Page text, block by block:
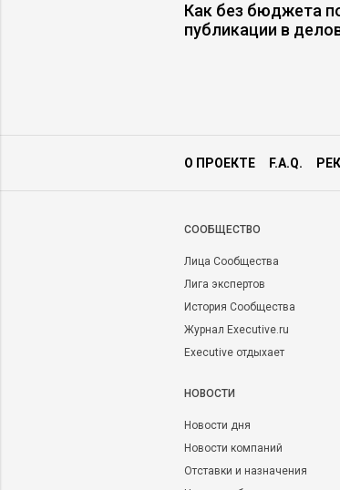
Как без бюджета
публикации в
О ПРОЕКТЕ F.A.Q.
CООБЩЕСТВО
Лица Сообщества
Лига экспертов
История Сообщества
Журнал Executive.ru
Executive отдыхает
НОВОСТИ
Новости дня
Новости компаний
Отставки и назначения